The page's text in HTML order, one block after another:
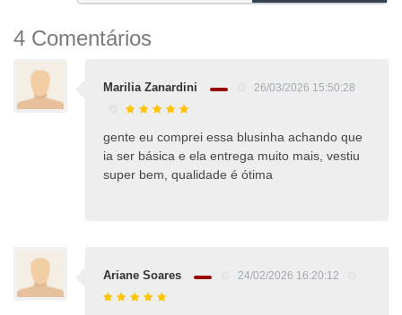
4 Comentários
Marilia Zanardini 26/03/2026 15:50:28
gente eu comprei essa blusinha achando que
ia ser básica e ela entrega muito mais, vestiu
super bem, qualidade é ótima
Ariane Soares 24/02/2026 16:20:12